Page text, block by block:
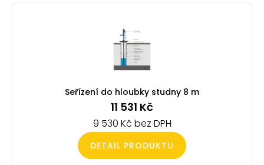
Seřízení do hloubky studny 8 m
11 531 Kč
9 530 Kč
DETAIL PRODUKTU